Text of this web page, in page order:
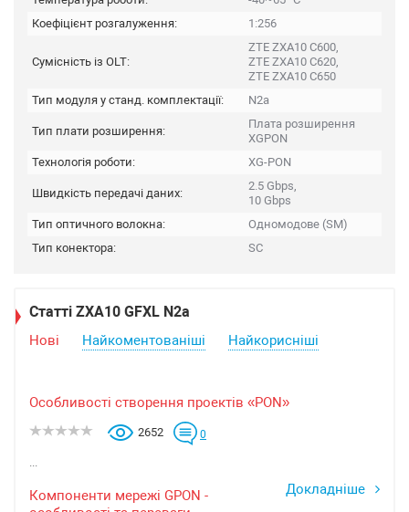
Коефіцієнт розгалуження:
1:256
Сумісність із OLT:
ZTE ZXA10 C600,
ZTE ZXA10 C620,
ZTE ZXA10 C650
Тип модуля у станд. комплектації:
N2a
Тип плати розширення:
Плата розширення
XGPON
Технологія роботи:
XG-PON
Швидкість передачі даних:
2.5 Gbps,
10 Gbps
Тип оптичного волокна:
Одномодове (SM)
Тип конектора:
SC
Статті ZXA10 GFXL N2a
Нові Найкоментованіші Найкорисніші
Особливості створення проектів «PON»
2652 0
...
Докладніше
Компоненти мережі GPON -